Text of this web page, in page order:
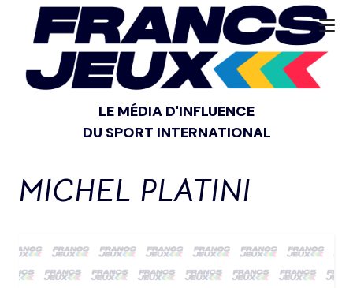
LE MÉDIA D'INFLUENCE
DU SPORT INTERNATIONAL
MICHEL PLATINI